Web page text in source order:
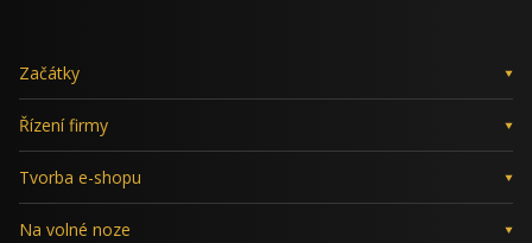
Začátky
Řízení firmy
Tvorba e-shopu
Na volné noze